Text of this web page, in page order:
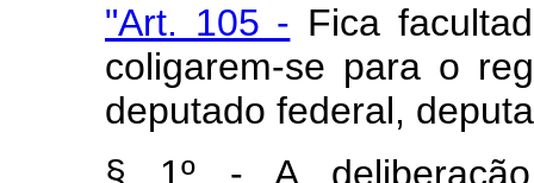
"Art. 105 - Fica
coligarem-se para o
deputado federal,
§ 1º - A